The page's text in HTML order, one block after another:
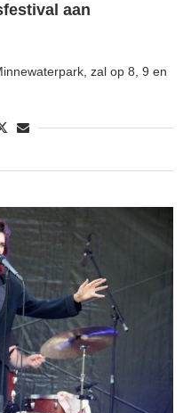
aan
zal op 8, 9 en